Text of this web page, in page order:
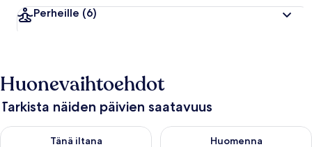
Perheille (6)
Huonevaihtoehdot
Tarkista näiden päivien saatavuus
Tänä iltana
Tarkista tämän illan saatavuus elok. 7 - elok. 8
Huomenna
Tarkista huomisen saatavuus